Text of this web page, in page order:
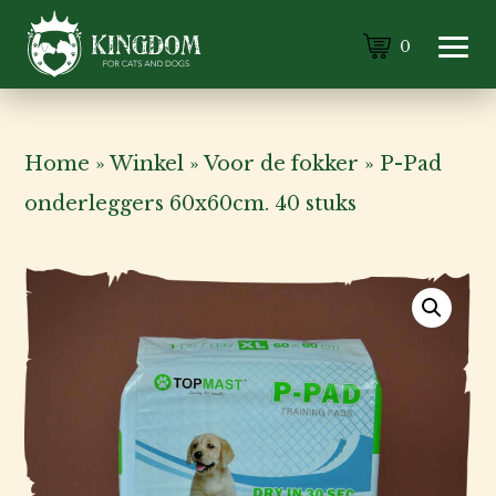
0
Home »Winkel »Voor de fokker » P-Pad
onderleggers 60x60cm. 40 stuks